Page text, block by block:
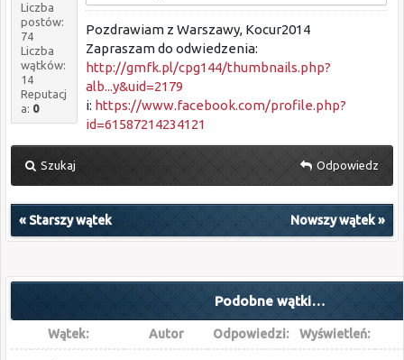
Liczba
postów:
74
Liczba
wątków:
14
Reputacj
a: 0
Pozdrawiam z Warszawy, Kocur2014
Zapraszam do odwiedzenia:
http://gmfk.pl/cpg144/thumbnails.php?
alb...y&uid=2179
i: https://www.facebook.com/profile.php?
id=61587214234121
Szukaj Odpowiedz
« Starszy wątek Nowszy wątek»
Podobne wątki…
Wątek: Autor Odpowiedzi: Wyświetleń: